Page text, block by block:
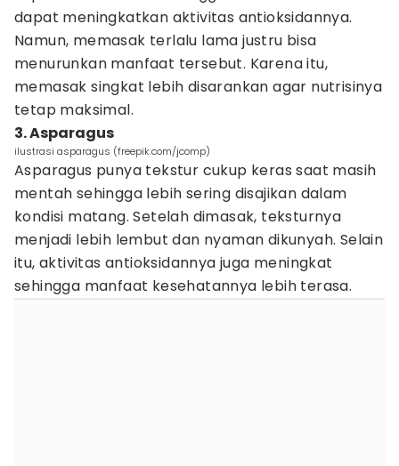
dapat meningkatkan aktivitas antioksidannya.
Namun, memasak terlalu lama justru bisa
menurunkan manfaat tersebut. Karena itu,
memasak singkat lebih disarankan agar nutrisinya
tetap maksimal.
3. Asparagus
ilustrasi asparagus (freepik.com/jcomp)
Asparagus punya tekstur cukup keras saat masih
mentah sehingga lebih sering disajikan dalam
kondisi matang. Setelah dimasak, teksturnya
menjadi lebih lembut dan nyaman dikunyah. Selain
itu, aktivitas antioksidannya juga meningkat
sehingga manfaat kesehatannya lebih terasa.